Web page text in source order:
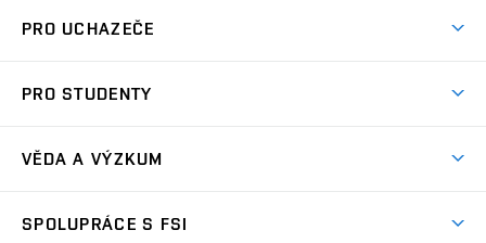
PRO UCHAZEČE
Ambasadoři studia
Zápisy
PRO STUDENTY
Studijní předpisy
VĚDA A VÝZKUM
SPOLUPRÁCE S FSI